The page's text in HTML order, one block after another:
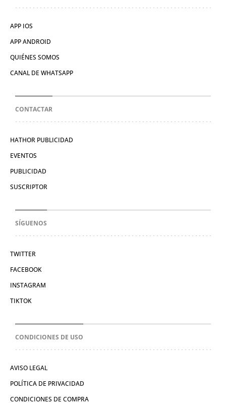
APP IOS
APP ANDROID
QUIÉNES SOMOS
CANAL DE WHATSAPP
CONTACTAR
HATHOR PUBLICIDAD
EVENTOS
PUBLICIDAD
SUSCRIPTOR
SÍGUENOS
TWITTER
FACEBOOK
INSTAGRAM
TIKTOK
CONDICIONES DE USO
AVISO LEGAL
POLÍTICA DE PRIVACIDAD
CONDICIONES DE COMPRA